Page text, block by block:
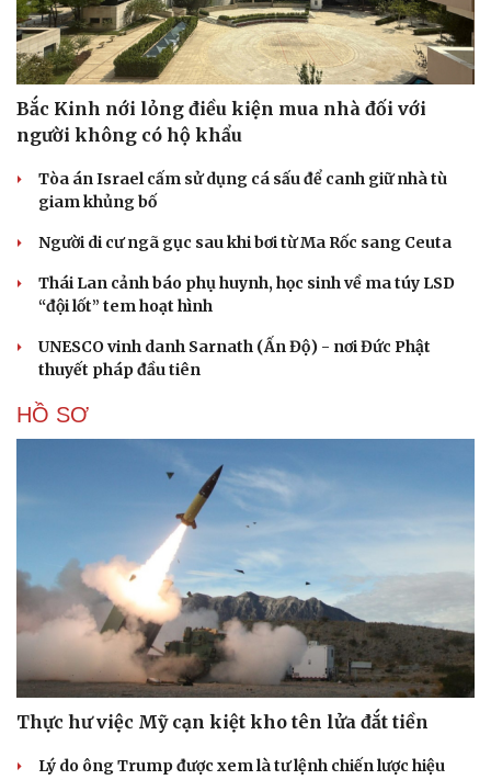
Cải chính
Bắc Kinh nới lỏng điều kiện mua nhà đối với
người không có hộ khẩu
Tòa án Israel cấm sử dụng cá sấu để canh giữ nhà tù
giam khủng bố
Người di cư ngã gục sau khi bơi từ Ma Rốc sang Ceuta
Thái Lan cảnh báo phụ huynh, học sinh về ma túy LSD
“đội lốt” tem hoạt hình
UNESCO vinh danh Sarnath (Ấn Độ) - nơi Đức Phật
thuyết pháp đầu tiên
HỒ SƠ
Thực hư việc Mỹ cạn kiệt kho tên lửa đắt tiền
Lý do ông Trump được xem là tư lệnh chiến lược hiệu